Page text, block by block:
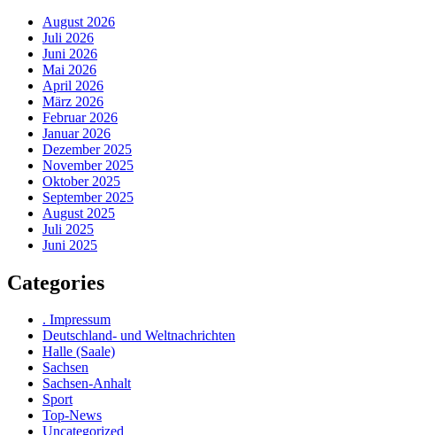
August 2026
Juli 2026
Juni 2026
Mai 2026
April 2026
März 2026
Februar 2026
Januar 2026
Dezember 2025
November 2025
Oktober 2025
September 2025
August 2025
Juli 2025
Juni 2025
Categories
. Impressum
Deutschland- und Weltnachrichten
Halle (Saale)
Sachsen
Sachsen-Anhalt
Sport
Top-News
Uncategorized